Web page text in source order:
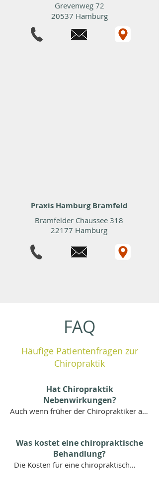
Grevenweg 72
20537 Hamburg
Praxis Hamburg Bramfeld
Bramfelder Chaussee 318
22177 Hamburg
FAQ
Häufige Patientenfragen zur
Chiropraktik
Hat Chiropraktik
Nebenwirkungen?
Auch wenn früher der Chiropraktiker als
ordentlichen Knacken beendet wurde,
sieht das heutzutage ganz anders aus.
Inzwischen kommen deutlich sanftere
Was kostet eine chiropraktische
Behandlung?
Die Kosten für eine chiropraktische